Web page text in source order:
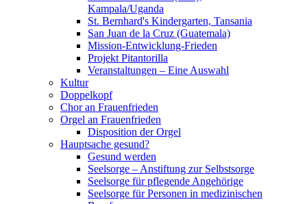
Kampala/Uganda
St. Bernhard's Kindergarten, Tansania
San Juan de la Cruz (Guatemala)
Mission-Entwicklung-Frieden
Projekt Pitantorilla
Veranstaltungen – Eine Auswahl
Kultur
Doppelkopf
Chor an Frauenfrieden
Orgel an Frauenfrieden
Disposition der Orgel
Hauptsache gesund?
Gesund werden
Seelsorge – Anstiftung zur Selbstsorge
Seelsorge für pflegende Angehörige
Seelsorge für Personen in medizinischen